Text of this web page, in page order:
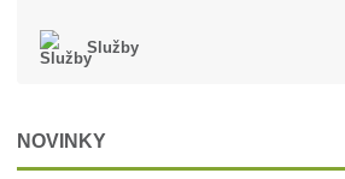
Služby
NOVINKY